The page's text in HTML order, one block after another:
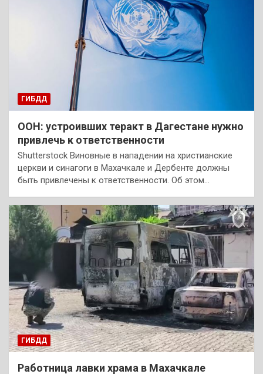
ГИБДД
ООН: устроивших теракт в Дагестане нужно
привлечь к ответственности
Shutterstock Виновные в нападении на христианские
церкви и синагоги в Махачкале и Дербенте должны
быть привлечены к ответственности. Об этом…
ГИБДД
Работница лавки храма в Махачкале